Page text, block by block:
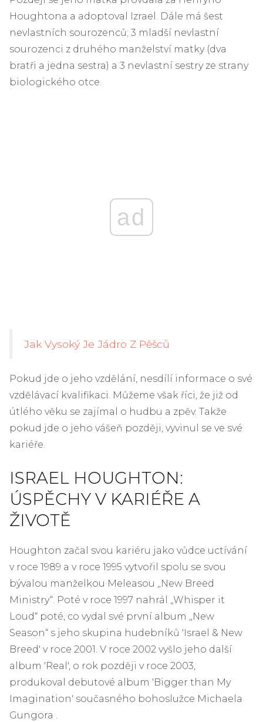
Houghtona a adoptoval Izrael. Dále má šest
nevlastních sourozenců; 3 mladší nevlastní
sourozenci z druhého manželství matky (dva
bratři a jedna sestra) a 3 nevlastní sestry ze strany
biologického otce.
ad
Jak Vysoký Je Jádro Z Pěšců
Pokud jde o jeho vzdělání, nesdílí informace o své
vzdělávací kvalifikaci. Můžeme však říci, že již od
útlého věku se zajímal o hudbu a zpěv. Takže
pokud jde o jeho vášeň později, vyvinul se ve své
kariéře.
ISRAEL HOUGHTON:
ÚSPĚCHY V KARIÉŘE A
ŽIVOTĚ
Houghton začal svou kariéru jako vůdce uctívání
v roce 1989 a v roce 1995 vytvořil spolu se svou
bývalou manželkou Meleasou „New Breed
Ministry“. Poté v roce 1997 nahrál „Whisper it
Loud“ poté, co vydal své první album „New
Season“ s jeho skupina hudebníků 'Israel & New
Breed' v roce 2001. V roce 2002 vyšlo jeho další
album 'Real', o rok později v roce 2003,
produkoval debutové album 'Bigger than My
Imagination' současného bohoslužce Michaela
Gungora .